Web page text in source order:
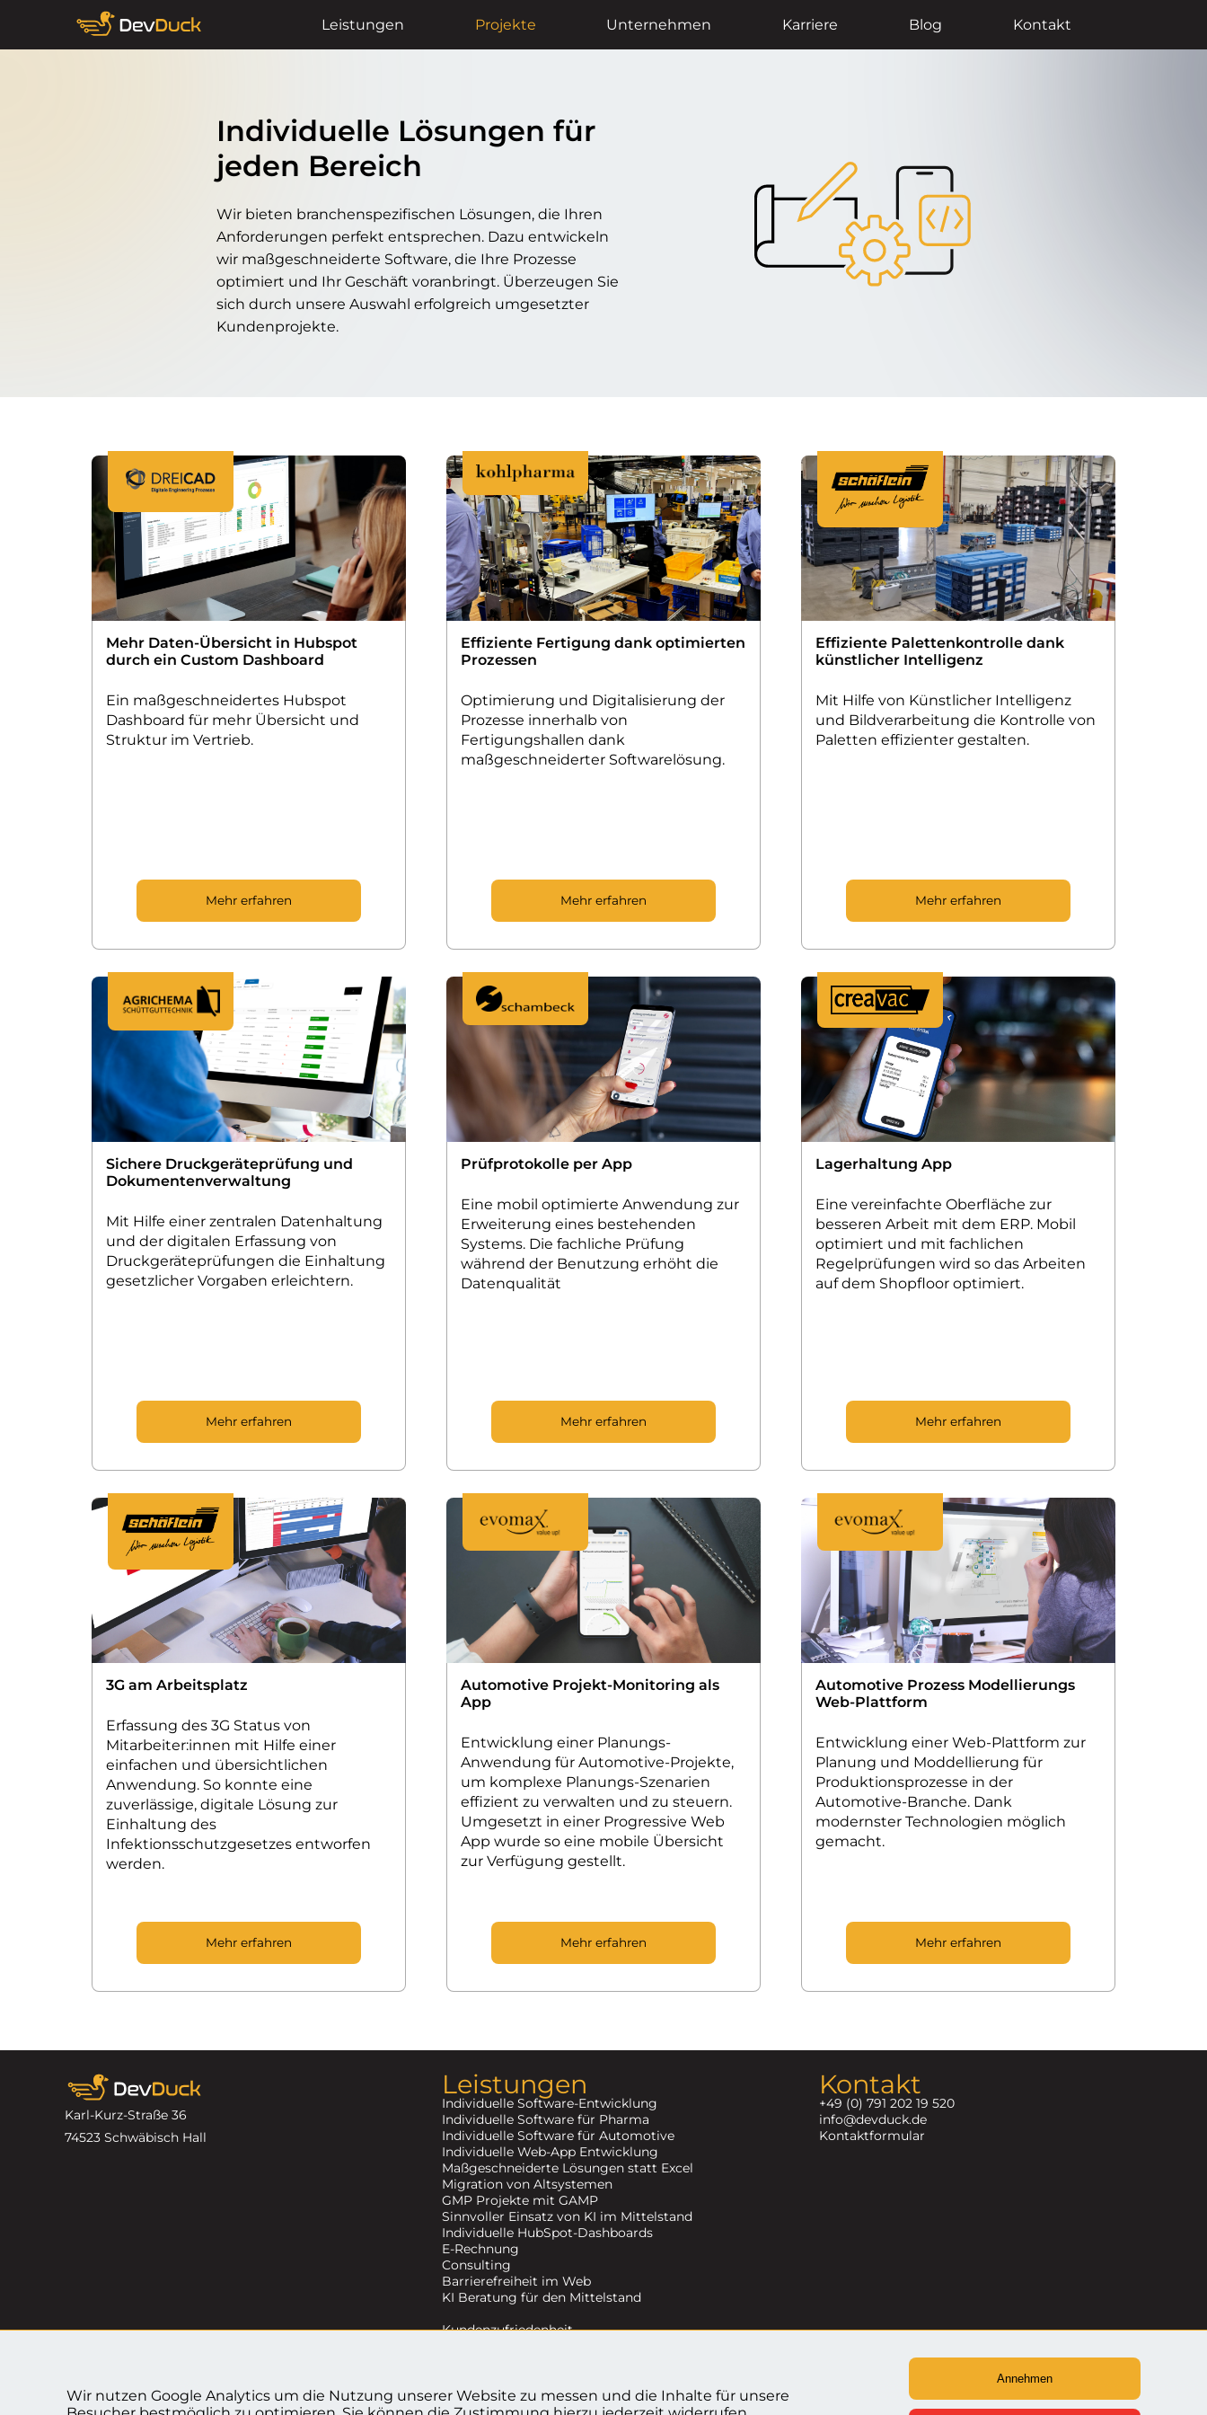
Leistungen Projekte Unternehmen Karriere Blog Kontakt
Individuelle Lösungen für
jeden Bereich
Wir bieten branchenspezifischen Lösungen, die Ihren
Anforderungen perfekt entsprechen. Dazu entwickeln
wir maßgeschneiderte Software, die Ihre Prozesse
optimiert und Ihr Geschäft voranbringt. Überzeugen Sie
sich durch unsere Auswahl erfolgreich umgesetzter
Kundenprojekte.
Mehr Daten-Übersicht in Hubspot
durch ein Custom Dashboard
Ein maßgeschneidertes Hubspot
Dashboard für mehr Übersicht und
Struktur im Vertrieb.
Mehr erfahren
Effiziente Fertigung dank optimierten
Prozessen
Optimierung und Digitalisierung der
Prozesse innerhalb von
Fertigungshallen dank
maßgeschneiderter Softwarelösung.
Mehr erfahren
Effiziente Palettenkontrolle dank
künstlicher Intelligenz
Mit Hilfe von Künstlicher Intelligenz
und Bildverarbeitung die Kontrolle von
Paletten effizienter gestalten.
Mehr erfahren
Sichere Druckgeräte­prüfung und
Dokumenten­verwaltung
Mit Hilfe einer zentralen Datenhaltung
und der digitalen Erfassung von
Druckgeräteprüfungen die Einhaltung
gesetzlicher Vorgaben erleichtern.
Mehr erfahren
Prüf­protokolle per App
Eine mobil optimierte Anwendung zur
Erweiterung eines bestehenden
Systems. Die fachliche Prüfung
während der Benutzung erhöht die
Datenqualität
Mehr erfahren
Lagerhaltung App
Eine vereinfachte Oberfläche zur
besseren Arbeit mit dem ERP. Mobil
optimiert und mit fachlichen
Regelprüfungen wird so das Arbeiten
auf dem Shopfloor optimiert.
Mehr erfahren
3G am Arbeitsplatz
Erfassung des 3G Status von
Mitarbeiter:innen mit Hilfe einer
einfachen und übersichtlichen
Anwendung. So konnte eine
zuverlässige, digitale Lösung zur
Einhaltung des
Infektionsschutzgesetzes entworfen
werden.
Mehr erfahren
Automotive Projekt-Monitoring als
App
Entwicklung einer Planungs-
Anwendung für Automotive-Projekte,
um komplexe Planungs-Szenarien
effizient zu verwalten und zu steuern.
Umgesetzt in einer Progressive Web
App wurde so eine mobile Übersicht
zur Verfügung gestellt.
Mehr erfahren
Automotive Prozess Modellierungs
Web-Plattform
Entwicklung einer Web-Plattform zur
Planung und Moddellierung für
Produktionsprozesse in der
Automotive-Branche. Dank
modernster Technologien möglich
gemacht.
Mehr erfahren
Wir nutzen Google Analytics um die Nutzung unserer Website zu messen und die Inhalte für unsere
Annehmen
Karl-Kurz-Straße 36
74523 Schwäbisch Hall
Leistungen
Individuelle Software-Entwicklung
Individuelle Software für Pharma
Individuelle Software für Automotive
Individuelle Web-App Entwicklung
Maßgeschneiderte Lösungen statt Excel
Migration von Altsystemen
GMP Projekte mit GAMP
Sinnvoller Einsatz von KI im Mittelstand
Individuelle HubSpot-Dashboards
E-Rechnung
Consulting
Barrierefreiheit im Web
KI Beratung für den Mittelstand
Kundenzufriedenheit
Kontakt
+49 (0) 791 202 19 520
info@devduck.de
Kontaktformular
Datenschutzerklärung
Cookies entfernen